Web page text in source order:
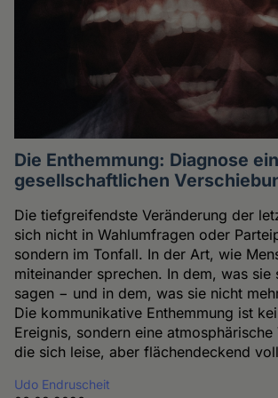
Die Enthemmung: Diagnose
gesellschaftlichen
Die tiefgreifendste Veränderung der
sich nicht in Wahlumfragen oder
sondern im Tonfall. In der Art, wie
miteinander sprechen. In dem, was sie
sagen − und in dem, was sie nicht
Die kommunikative Enthemmung ist
Ereignis, sondern eine atmosphärische
die sich leise, aber flächendeckend
Udo Endruscheit